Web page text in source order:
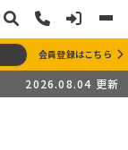
会員登録はこちら
2026.08.04 更新